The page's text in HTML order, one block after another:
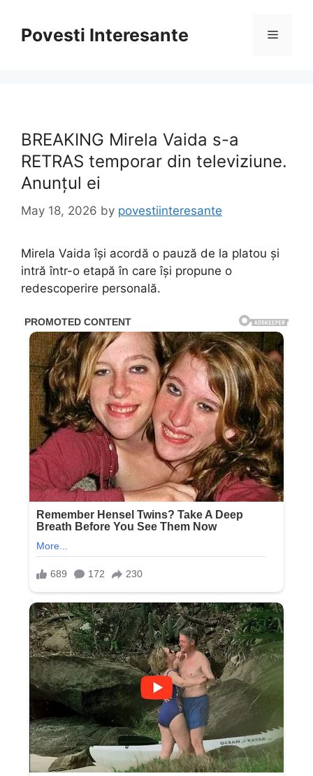
contentPovesti Interesante Menu
BREAKING Mirela Vaida s-a
RETRAS temporar din televiziune.
Anunțul ei
May 18, 2026 by povestiinteresante
Mirela Vaida își acordă o pauză de la platou și
intră într-o etapă în care își propune o
redescoperire personală.